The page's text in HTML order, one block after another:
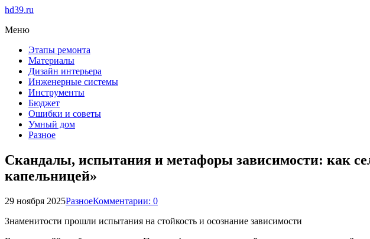
hd39.ru
Меню
Этапы ремонта
Материалы
Дизайн интерьера
Инженерные системы
Инструменты
Бюджет
Ошибки и советы
Умный дом
Разное
Скандалы, испытания и метафоры зависимости: как
капельницей»
29 ноября 2025РазноеКомментарии: 0
Знаменитости прошли испытания на стойкость и осознание зависимости